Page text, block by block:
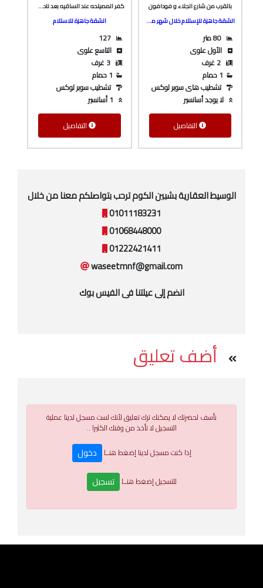
بالقرب من شارع الجلاء و فودافون
الشقة جاهزة للإستلام خلال شهر من كتابة العقد
الأول علوى
2 غرف
1 حمام
تشطيب هاى سوبر لوكس
لا يوجد أسانسير
التفاصيل
كفر المصيلحه عند الساقيه بعد نادي حسني مبارك و المدرسه الصينيه
الشقة جاهزة للاستلام
127
التاسع علوى
3 غرف
1 حمام
تشطيب سوبر لوكس
التفاصيل
الوسيط العقارية بشبين الكوم ترحب بتواصلكم معنا من خلال
01011183231
01068448000
01222421411
waseetmnf@gmail.com
انضم إلى عيلتنا فى الفيس بوك
أضف تعليق
نأسف لحضرتك لا يمكنك ترك تعليق لأنك لست مسجل لدينا عملية
التسجيل لا تأخذ من وقتك الكثيرا ..
إذا كنت مسجل لدينا إضغط هنــا
دخول
للتسجيل إضغط هنــا تسجبل